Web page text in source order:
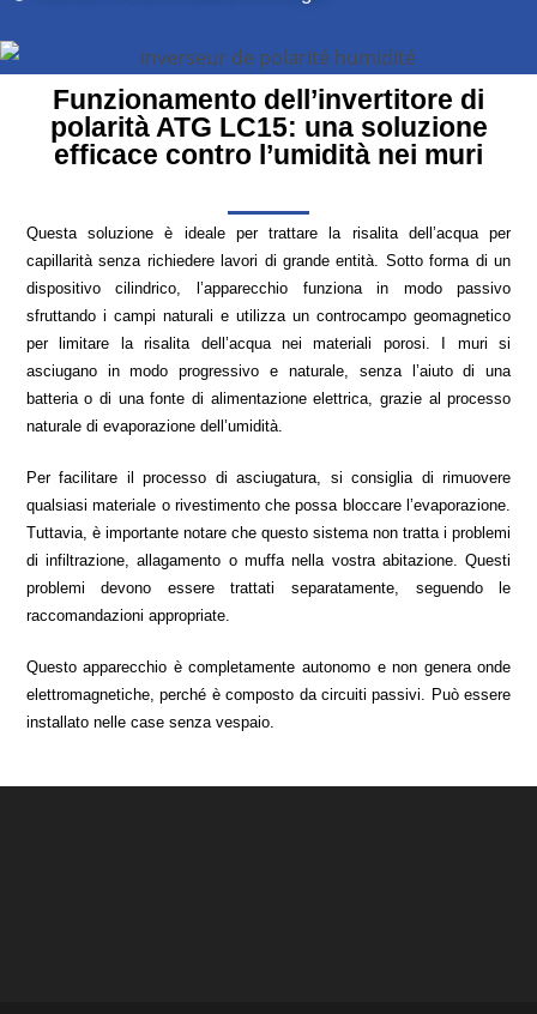
Funzionamento dell’invertitore di
polarità ATG LC15: una soluzione
efficace contro l’umidità nei muri
Questa soluzione è ideale per trattare la risalita dell’acqua per
capillarità senza richiedere lavori di grande entità. Sotto forma di un
dispositivo cilindrico, l’apparecchio funziona in modo passivo
sfruttando i campi naturali e utilizza un controcampo geomagnetico
per limitare la risalita dell’acqua nei materiali porosi. I muri si
asciugano in modo progressivo e naturale, senza l’aiuto di una
batteria o di una fonte di alimentazione elettrica, grazie al processo
naturale di evaporazione dell’umidità.
Per facilitare il processo di asciugatura, si consiglia di rimuovere
qualsiasi materiale o rivestimento che possa bloccare l’evaporazione.
Tuttavia, è importante notare che questo sistema non tratta i problemi
di infiltrazione, allagamento o muffa nella vostra abitazione. Questi
problemi devono essere trattati separatamente, seguendo le
raccomandazioni appropriate.
Questo apparecchio è completamente autonomo e non genera onde
elettromagnetiche, perché è composto da circuiti passivi. Può essere
installato nelle case senza vespaio.